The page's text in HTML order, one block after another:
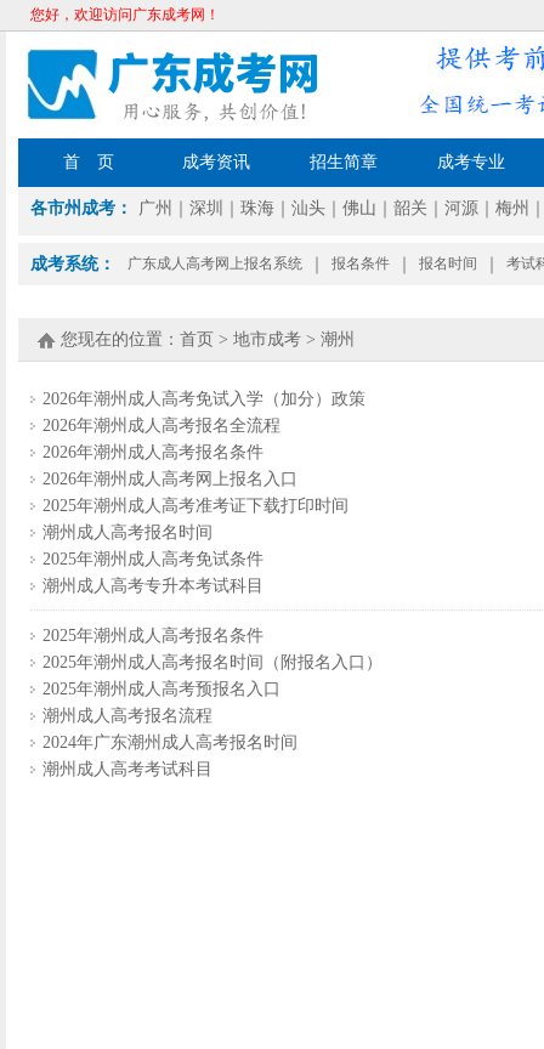
您好，欢迎访问广东成考网！
首 页 成考资讯 招生简章 成考专业
各市州成考： 广州 深圳 珠海 汕头 佛山 韶关 河源 梅州
成考系统： 广东成人高考网上报名系统 报名条件 报名时间 考试
您现在的位置： 首页 > 地市成考 > 潮州
2026年潮州成人高考免试入学（加分）政策
2026年潮州成人高考报名全流程
2026年潮州成人高考报名条件
2026年潮州成人高考网上报名入口
2025年潮州成人高考准考证下载打印时间
潮州成人高考报名时间
2025年潮州成人高考免试条件
潮州成人高考专升本考试科目
2025年潮州成人高考报名条件
2025年潮州成人高考报名时间（附报名入口）
2025年潮州成人高考预报名入口
潮州成人高考报名流程
2024年广东潮州成人高考报名时间
潮州成人高考考试科目